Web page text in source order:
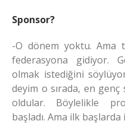
Sponsor?
-O dönem yoktu. Ama
federasyona gidiyor.
olmak istediğini
deyim o sırada, en
oldular. Böylelikle
başladı. Ama ilk başlarda